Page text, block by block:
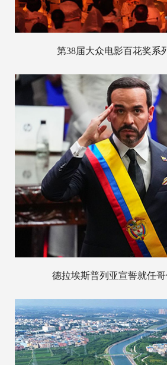
第38届大众电影百花奖系
德拉埃斯普列亚宣誓就任